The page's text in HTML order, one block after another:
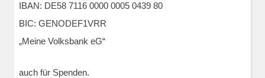
IBAN: DE58 7116 0000 0005 0439 80
BIC: GENODEF1VRR
„Meine Volksbank eG“
auch für Spenden.